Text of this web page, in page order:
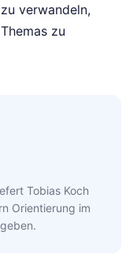
verwandeln,
zu
Tobias Koch
Orientierung im